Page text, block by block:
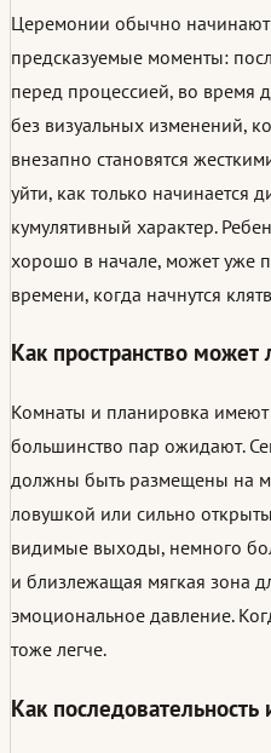
Церемонии обычно начинают
предсказуемые моменты:
перед процессией, во время
без визуальных изменений,
внезапно становятся
уйти, как только начинается
кумулятивный характер.
хорошо в начале, может уже
времени, когда начнутся
Как пространство
Комнаты и планировка
большинство пар ожидают.
должны быть размещены на
ловушкой или сильно
видимые выходы, немного
и близлежащая мягкая зона
эмоциональное давление.
тоже легче.
Как